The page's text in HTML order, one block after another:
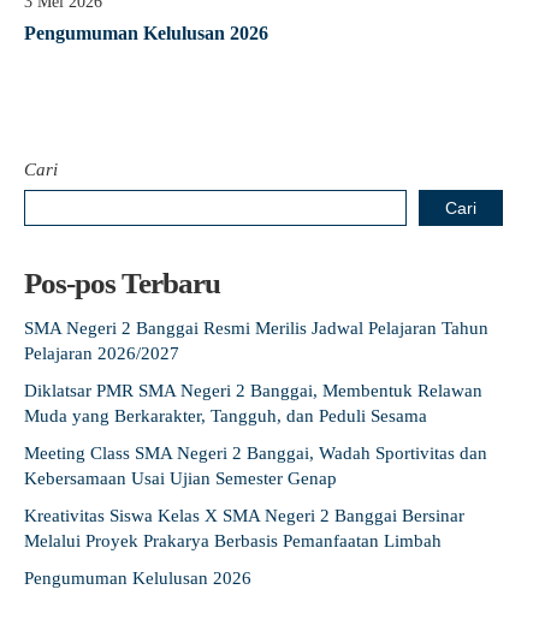
Guru Belajar
Pengumuman Kelulusan 2026
Cari
Cari
Pos-pos Terbaru
SMA Negeri 2 Banggai Resmi Merilis Jadwal Pelajaran Tahun
Pelajaran 2026/2027
Diklatsar PMR SMA Negeri 2 Banggai, Membentuk Relawan
Muda yang Berkarakter, Tangguh, dan Peduli Sesama
Meeting Class SMA Negeri 2 Banggai, Wadah Sportivitas dan
Kebersamaan Usai Ujian Semester Genap
Kreativitas Siswa Kelas X SMA Negeri 2 Banggai Bersinar
Melalui Proyek Prakarya Berbasis Pemanfaatan Limbah
Pengumuman Kelulusan 2026